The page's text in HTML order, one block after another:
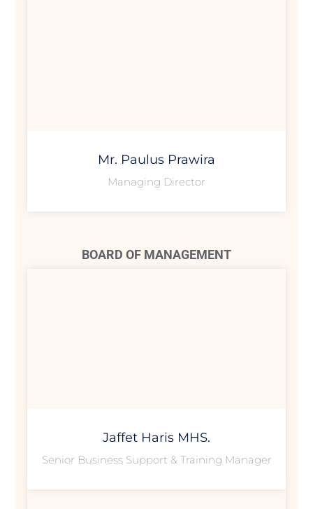
Mr. Paulus Prawira
Managing Director
BOARD OF MANAGEMENT
Jaffet Haris MHS.
Senior Business Support & Training Manager